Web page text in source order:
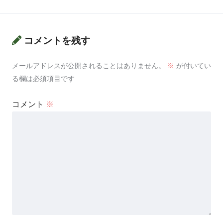
コメントを残す
メールアドレスが公開されることはありません。 ※ が付いてい
る欄は必須項目です
コメント ※